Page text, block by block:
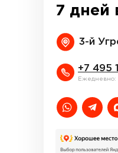
7 дней
3-й
+7 495
Ежедневно: